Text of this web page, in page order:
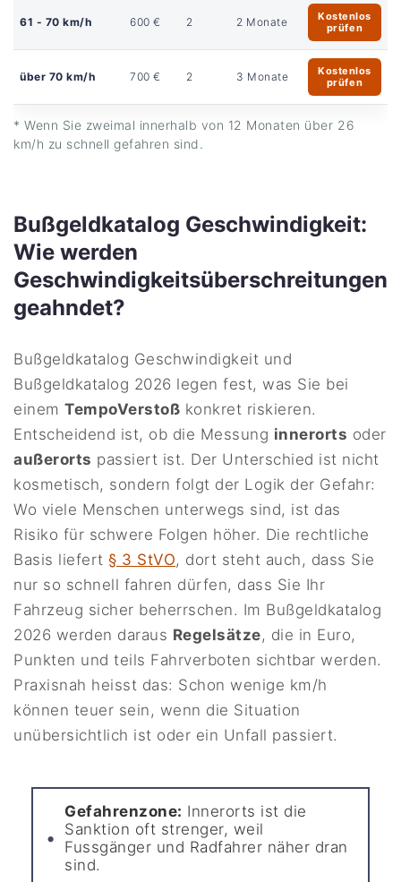
61 - 70 km/h 600 € 2 2 Monate
Kostenlos
prüfen
über 70 km/h 700 € 2 3 Monate
Kostenlos
prüfen
* Wenn Sie zweimal innerhalb von 12 Monaten über 26
km/h zu schnell gefahren sind.
Bußgeldkatalog Geschwindigkeit:
Wie werden
Geschwindigkeitsüberschreitungen
geahndet?
Bußgeldkatalog Geschwindigkeit und
Bußgeldkatalog 2026 legen fest, was Sie bei
einemTempoVerstoß konkret riskieren.
Entscheidend ist, ob die Messung innerorts oder
außerorts passiert ist. Der Unterschied ist nicht
kosmetisch, sondern folgt der Logik der Gefahr:
Wo viele Menschen unterwegs sind, ist das
Risiko für schwere Folgen höher. Die rechtliche
Basis liefert § 3 StVO, dort steht auch, dass Sie
nur so schnell fahren dürfen, dass Sie Ihr
Fahrzeug sicher beherrschen. Im Bußgeldkatalog
2026 werden daraus Regelsätze, die in Euro,
Punkten und teils Fahrverboten sichtbar werden.
Praxisnah heisst das: Schon wenige km/h
können teuer sein, wenn die Situation
unübersichtlich ist oder ein Unfall passiert.
Gefahrenzone: Innerorts ist die
Sanktion oft strenger, weil
Fussgänger und Radfahrer näher dran
sind.